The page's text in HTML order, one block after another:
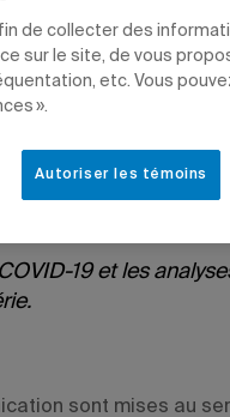
19 et les
sont mises au
de collecter des
sur le site, de vous
etc. Vous
».
Autoriser les témoins